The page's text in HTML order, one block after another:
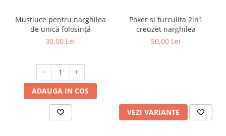
Muștiuce pentru narghilea
de unică folosință
30,00 Lei
ADAUGA IN COS
Poker si furculita 2in1
creuzet narghilea
50,00 Lei
VEZI VARIANTE